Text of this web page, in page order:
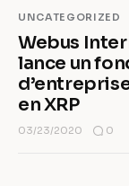
UNCATEGORIZED
Webus
lance un
en XRP
03/23/2020 0